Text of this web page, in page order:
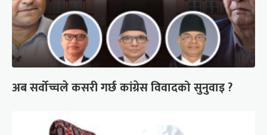
अब सर्वोच्चले कसरी गर्छ कांग्रेस विवादको सुनुवाइ ?